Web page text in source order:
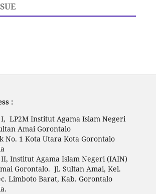
:
LP2M Institut Agama Islam Negeri
Amai Gorontalo
No. 1 Kota Utara Kota Gorontalo
Institut Agama Islam Negeri (IAIN)
Gorontalo. Jl. Sultan Amai, Kel.
Limboto Barat, Kab. Gorontalo